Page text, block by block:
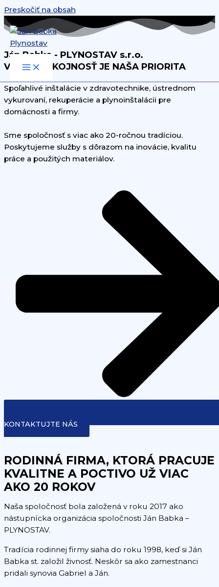
Preskočiť na obsah
Ján Babka - PLYNOSTAV s.r.o.
VAŠA SPOKOJNOSŤ JE NAŠA PRIORITA
Spoľahlivé inštalácie v zdravotechnike, ústrednom
vykurovaní, rekuperácie a plynoinštalácii pre
domácnosti a firmy.
Sme spoločnosť s viac ako 20-ročnou tradíciou.
Poskytujeme služby s dôrazom na inovácie, kvalitu
práce a použitých materiálov.
KONTAKTUJTE NÁS
RODINNÁ FIRMA, KTORÁ PRACUJE
KVALITNE A POCTIVO UŽ VIAC
AKO 20 ROKOV
Naša spoločnosť bola založená v roku 2017 ako
nástupnícka organizácia spoločnosti Ján Babka –
PLYNOSTAV.
Tradícia rodinnej firmy siaha do roku 1998, keď si Ján
Babka st. založil živnosť. Neskôr sa ako zamestnanci
pridali synovia Gabriel a Ján.